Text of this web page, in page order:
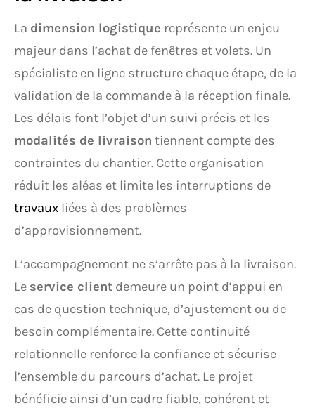
La dimension logistique représente un enjeu
majeur dans l’achat de fenêtres et volets. Un
spécialiste en ligne structure chaque étape, de la
validation de la commande à la réception finale.
Les délais font l’objet d’un suivi précis et les
modalités de livraison tiennent compte des
contraintes du chantier. Cette organisation
réduit les aléas et limite les interruptions de
travaux liées à des problèmes
d’approvisionnement.
L’accompagnement ne s’arrête pas à la livraison.
Le service client demeure un point d’appui en
cas de question technique, d’ajustement ou de
besoin complémentaire. Cette continuité
relationnelle renforce la confiance et sécurise
l’ensemble du parcours d’achat. Le projet
bénéficie ainsi d’un cadre fiable, cohérent et